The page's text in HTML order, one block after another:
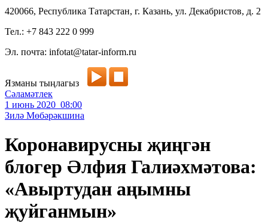
420066, Республика Татарстан, г. Казань, ул. Декабристов, д. 2
Тел.: +7 843 222 0 999
Эл. почта: infotat@tatar-inform.ru
Язманы тыңлагыз
Сәламәтлек
1 июнь 2020 08:00
Зилә Мөбәрәкшина
Коронавирусны җиңгән
блогер Әлфия Галиәхмәтова:
«Авыртудан аңымны
җуйганмын»